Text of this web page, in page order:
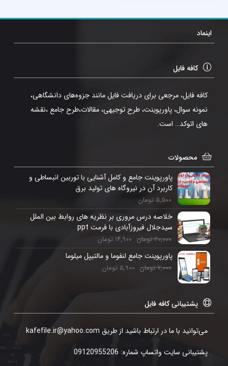
اینماد
کافه فایل
کافه فایل، مرجعی برای دریافت فایل مانند جزوه‌های دانشگاهی،
نمونه سوال، پاورپوینت، طرح توجیهی، مقالات،طرح جامع ،نقشه
های اتوکد… است.
محصولات
پاورپوینت جامع و کامل آشنایی با توربین انبساطی و
کاربرد آن در نیروگاه های تولید برق
۵,۵۰۰ تومان
خلاصه درس مروری بر نظریه های روابط بین الملل
سیدجلال فیروزآبادی با فرمت ppt
۲۰,۰۰۰تومان ۱۴,۹۰۰ تومان
پاورپوینت جامع لنفوما و مالتیپل میلوما
۷,۰۰۰تومان ۵,۹۰۰ تومان
پشتیبانی کافه فایل
می‌توانید با ما در ارتباط باشید از طریق kafefile.ir@yahoo.com
پشتیبانی سایت واتساپ شماره: 09120955206